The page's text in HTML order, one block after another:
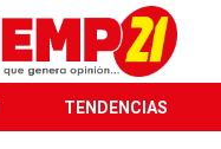
TENDENCIAS